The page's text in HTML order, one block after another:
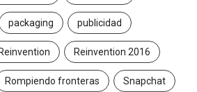
packaging publicidad
Reinvention Reinvention 2016
Rompiendo fronteras Snapchat